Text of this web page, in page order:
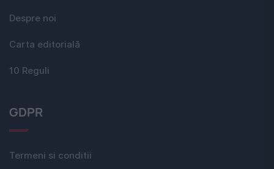
Despre noi
Carta editorială
10 Reguli
GDPR
Termeni si conditii